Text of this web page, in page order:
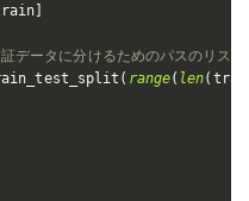
データに分けるためのパスのリス
( range( len(